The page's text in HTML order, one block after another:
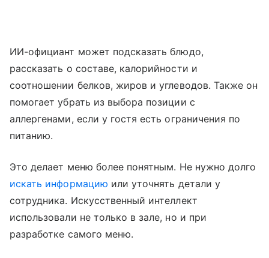
ИИ-официант может подсказать блюдо,
рассказать о составе, калорийности и
соотношении белков, жиров и углеводов. Также он
помогает убрать из выбора позиции с
аллергенами, если у гостя есть ограничения по
питанию.
Это делает меню более понятным. Не нужно долго
искать информацию или уточнять детали у
сотрудника. Искусственный интеллект
использовали не только в зале, но и при
разработке самого меню.